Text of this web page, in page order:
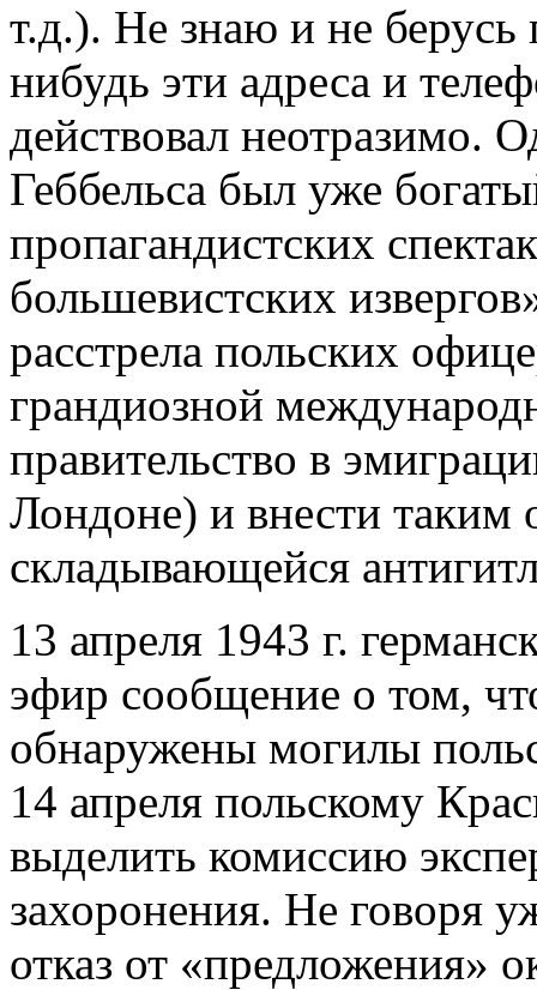
т.д.). Не знаю и не
нибудь эти адреса и
действовал неотразимо.
Геббельса был уже
пропагандистских
большевистских
расстрела польских
грандиозной
правительство в
Лондоне) и внести таким
складывающейся
13 апреля 1943 г.
эфир сообщение о том,
обнаружены могилы
14 апреля польскому
выделить комиссию
захоронения. Не говоря
отказ от «предложения»